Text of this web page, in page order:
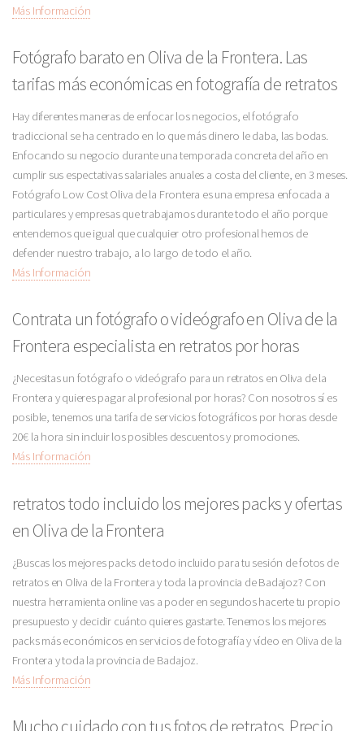
Más Información
Fotógrafo barato en Oliva de la Frontera. Las
tarifas más económicas en fotografía de retratos
Hay diferentes maneras de enfocar los negocios, el fotógrafo
tradiccional se ha centrado en lo que más dinero le daba, las bodas.
Enfocando su negocio durante una temporada concreta del año en
cumplir sus espectativas salariales anuales a costa del cliente, en 3 meses.
Fotógrafo Low Cost Oliva de la Frontera es una empresa enfocada a
particulares y empresas que trabajamos durante todo el año porque
entendemos que igual que cualquier otro profesional hemos de
defender nuestro trabajo, a lo largo de todo el año.
Más Información
Contrata un fotógrafo o videógrafo en Oliva de la
Frontera especialista en retratos por horas
¿Necesitas un fotógrafo o videógrafo para un retratos en Oliva de la
Frontera y quieres pagar al profesional por horas? Con nosotros sí es
posible, tenemos una tarifa de servicios fotográficos por horas desde
20€ la hora sin incluir los posibles descuentos y promociones.
Más Información
retratos todo incluido los mejores packs y ofertas
en Oliva de la Frontera
¿Buscas los mejores packs de todo incluido para tu sesión de fotos de
retratos en Oliva de la Frontera y toda la provincia de Badajoz? Con
nuestra herramienta online vas a poder en segundos hacerte tu propio
presupuesto y decidir cuánto quieres gastarte. Tenemos los mejores
packs más económicos en servicios de fotografía y vídeo en Oliva de la
Frontera y toda la provincia de Badajoz.
Más Información
Mucho cuidado con tus fotos de retratos. Precio